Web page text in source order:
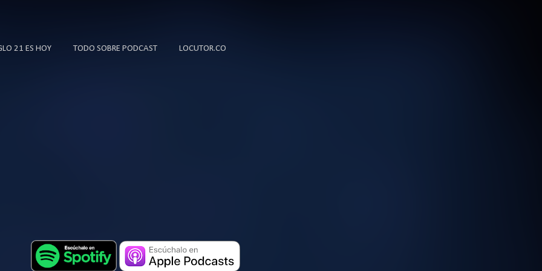
21 ES HOY TODO SOBRE PODCAST LOCUTOR.CO